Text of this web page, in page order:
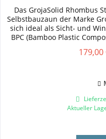
Das GrojaSolid Rhombus
Selbstbauzaun der Marke
sich ideal als Sicht- und
BPC (Bamboo Plastic
179,00
Aktueller